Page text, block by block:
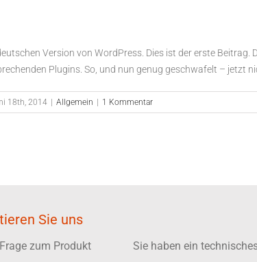
Version von WordPress. Dies ist der erste
Plugins. So, und nun genug geschwafelt – jetzt
18th, 2014 | Allgemein | 1 Kommentar
Sie uns
zum Produkt Sie haben ein